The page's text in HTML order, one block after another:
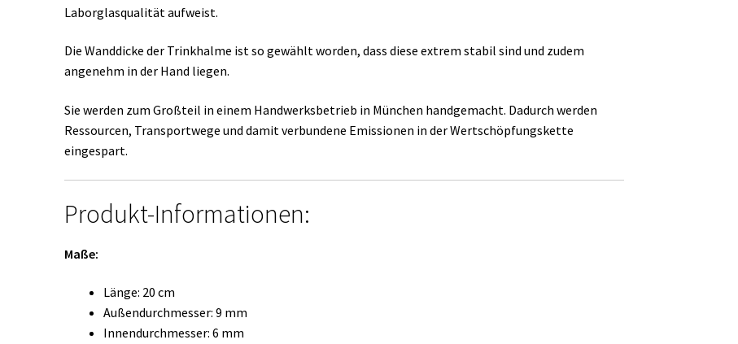
Laborglasqualität aufweist.
Die Wanddicke der Trinkhalme ist so gewählt worden, dass diese extrem stabil sind und zudem
angenehm in der Hand liegen.
Sie werden zum Großteil in einem Handwerksbetrieb in München handgemacht. Dadurch werden
Ressourcen, Transportwege und damit verbundene Emissionen in der Wertschöpfungskette
eingespart.
Produkt-Informationen:
Maße:
Länge: 20 cm
Außendurchmesser: 9 mm
Innendurchmesser: 6 mm